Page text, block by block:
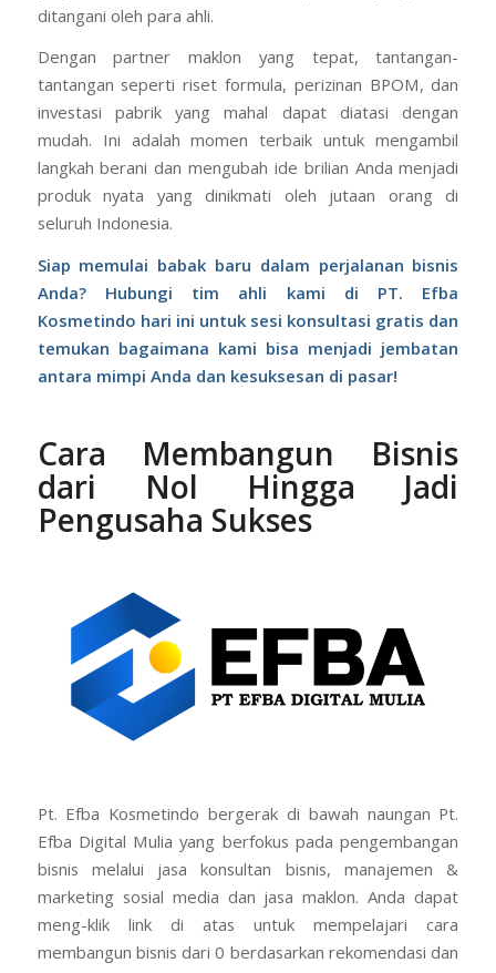
ditangani oleh para ahli.
Dengan partner maklon yang tepat, tantangan-
tantangan seperti riset formula, perizinan BPOM, dan
investasi pabrik yang mahal dapat diatasi dengan
mudah. Ini adalah momen terbaik untuk mengambil
langkah berani dan mengubah ide brilian Anda menjadi
produk nyata yang dinikmati oleh jutaan orang di
seluruh Indonesia.
Siap memulai babak baru dalam perjalanan bisnis
Anda? Hubungi tim ahli kami di PT. Efba
Kosmetindo hari ini untuk sesi konsultasi gratis dan
temukan bagaimana kami bisa menjadi jembatan
antara mimpi Anda dan kesuksesan di pasar!
Cara Membangun Bisnis
dari Nol Hingga Jadi
Pengusaha Sukses
Pt. Efba Kosmetindo bergerak di bawah naungan Pt.
Efba Digital Mulia yang berfokus pada pengembangan
bisnis melalui jasa konsultan bisnis, manajemen &
marketing sosial media dan jasa maklon. Anda dapat
meng-klik link di atas untuk mempelajari cara
membangun bisnis dari 0 berdasarkan rekomendasi dan